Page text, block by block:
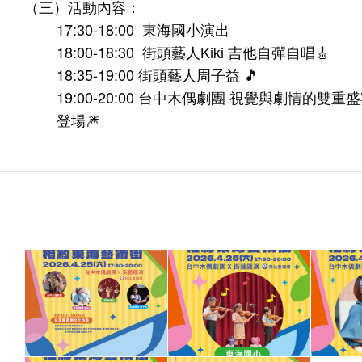
（三）活動內容：
17:30-18:00 東海國小演出
18:00-18:30 街頭藝人Kiki 吉他自彈自唱🎸
18:35-19:00 街頭藝人周子益 🎵
19:00-20:00 台中木偶劇團 視覺與劇情的雙重
登場🎆